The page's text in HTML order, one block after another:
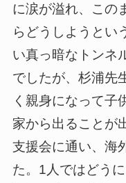
に涙が溢れ、この
らどうしようとい
い真っ暗なトンネ
でしたが、杉浦先
く親身になって子
家から出ることが
支援会に通い、海
た。1人ではどう